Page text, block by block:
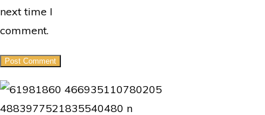
next time I
comment.